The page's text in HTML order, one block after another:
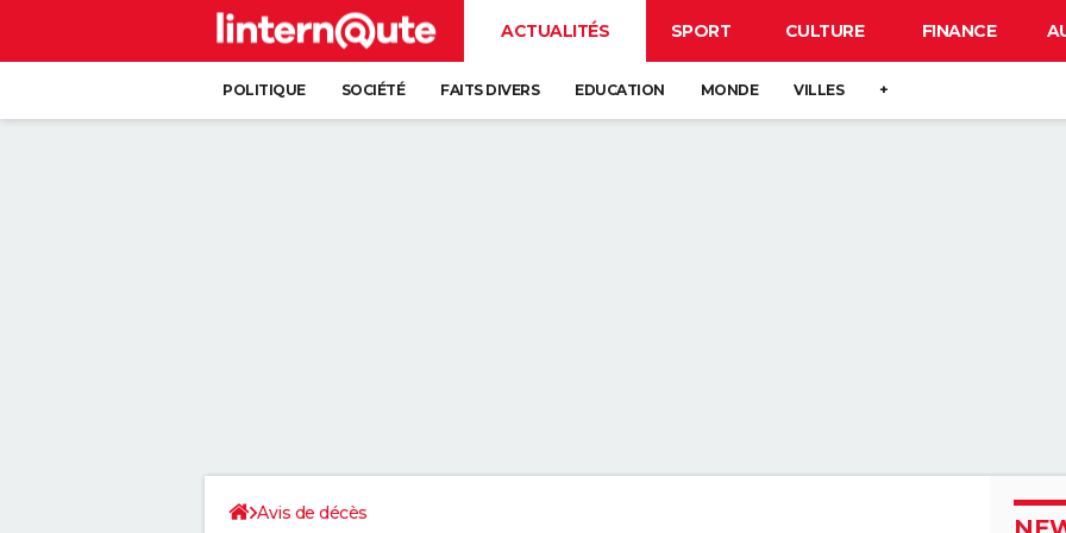
ACTUALITÉS SPORT CULTURE FINANCE
POLITIQUE SOCIÉTÉ FAITS DIVERS EDUCATION MONDE VILLES +
Avis de décès